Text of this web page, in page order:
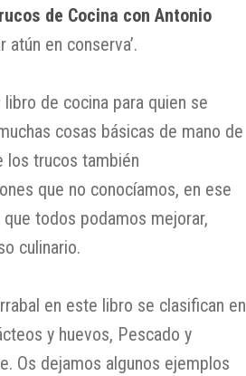
de Cocina con Antonio
atún en conserva’.
de cocina para quien se
cosas básicas de mano de
los trucos también
que no conocíamos, en ese
todos podamos mejorar,
culinario.
en este libro se clasifican en
y huevos, Pescado y
Os dejamos algunos ejemplos